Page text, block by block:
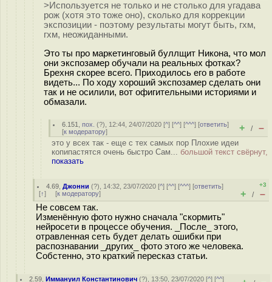
>Используется не только и не столько для угадава
рож (хотя это тоже оно), сколько для коррекции
экспозиции - поэтому результаты могут быть, гхм,
гхм, неожиданными.
Это ты про маркетинговый буллщит Никона, что мол
они экспозамер обучали на реальных фотках?
Брехня скорее всего. Приходилось его в работе
видеть... По ходу хороший экспозамер сделать они
так и не осилили, вот офигительными историями и
обмазали.
6.151 ,пох. (?), 12:44, 24/07/2020 [^] [^^] [^^^] [ответить]
[к модератору] + / –
это у всех так - еще с тех самых пор Плохие идеи
копипастятся очень быстро Сам... большой текст свёрнут,
показать
4.69 ,Джонни (?), 14:32, 23/07/2020 [^] [^^] [^^^] [ответить]
[↑] [к модератору]
+3
+ / –
Не совсем так.
Изменённую фото нужно сначала "скормить"
нейросети в процессе обучения. _После_ этого,
отравленная сеть будет делать ошибки при
распознавании _других_ фото этого же человека.
Собстенно, это краткий пересказ статьи.
2.59 ,Иммануил Константинович (?), 13:50, 23/07/2020 [^] [^^]